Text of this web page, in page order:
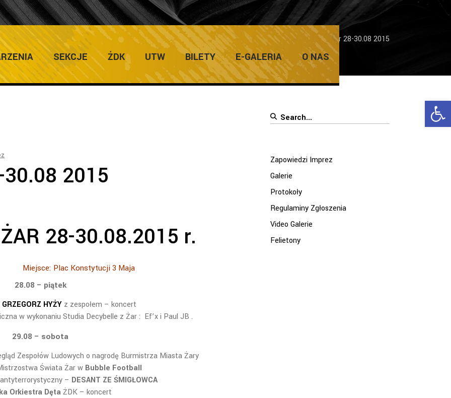
SEKCJE ŻDK UTW BILETY E-GALERIA O NAS
Home /Dni Żar 2015 / Dni Żar 28-30.08 2015
2015
28-30.08.2015 r.
Miejsce: Plac Konstytucji 3 Maja
28.08 – piątek
GRZEGORZ HYŻYz zespołem – koncert
w wykonaniu Studia Decybelle z Żar : Ef’x i Paul JB .
29.08 – sobota
Zespołów Ludowych o nagrodę Burmistrza Miasta Żary
Świata Żar w Bubble Football
– DESANT ZE ŚMIGŁOWCA
Orkiestra DętaŻDK – koncert
Search
Zapowiedzi Imprez
Galerie
Protokoły
Regulaminy Zgłoszenia
Video Galerie
Felietony